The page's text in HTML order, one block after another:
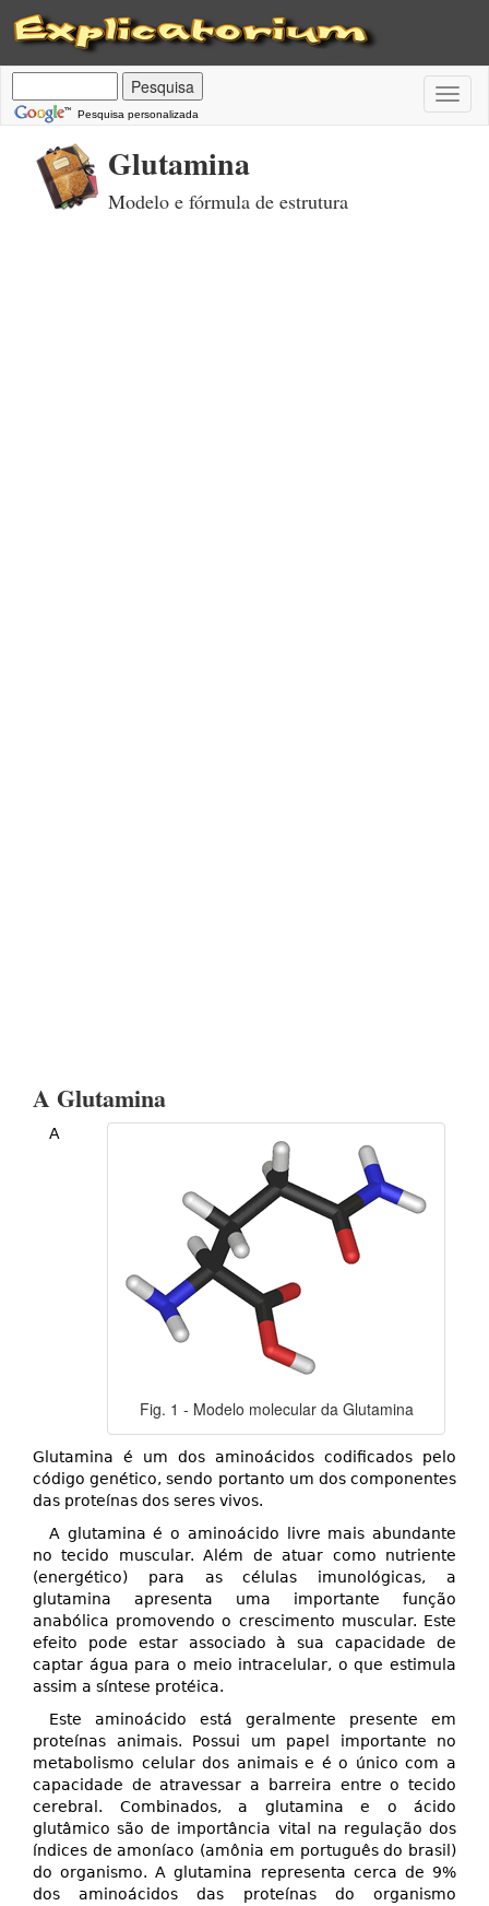
Pesquisa personalizada
Glutamina
Modelo e fórmula de estrutura
A Glutamina
Fig. 1 - Modelo molecular da Glutamina
A
Glutamina é um dos aminoácidos codificados pelo
código genético, sendo portanto um dos componentes
das proteínas dos seres vivos.
A glutamina é o aminoácido livre mais abundante
no tecido muscular. Além de atuar como nutriente
(energético) para as células imunológicas, a
glutamina apresenta uma importante função
anabólica promovendo o crescimento muscular. Este
efeito pode estar associado à sua capacidade de
captar água para o meio intracelular, o que estimula
assim a síntese protéica.
Este aminoácido está geralmente presente em
proteínas animais. Possui um papel importante no
metabolismo celular dos animais e é o único com a
capacidade de atravessar a barreira entre o tecido
cerebral. Combinados, a glutamina e o ácido
glutâmico são de importância vital na regulação dos
índices de amoníaco (amônia em português do brasil)
do organismo. A glutamina representa cerca de 9%
dos aminoácidos das proteínas do organismo